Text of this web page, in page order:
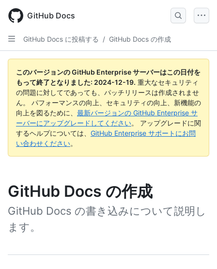
main
content
GitHub Docs
GitHub Docs に投稿する / GitHub Docs の作成
このバージョンの GitHub Enterprise サーバーはこの日付を
もって終了となりました: 2024-12-19. 重大なセキュリティ
の問題に対してであっても、パッチリリースは作成されませ
ん。 パフォーマンスの向上、セキュリティの向上、新機能の
向上を図るために、 最新バージョンの GitHub Enterprise サ
ーバーにアップグレードしてください。 アップグレードに関
するヘルプについては、 GitHub Enterprise サポートにお問
い合わせください。
GitHub Docs の作成
GitHub Docs の書き込みについて説明し
ます。